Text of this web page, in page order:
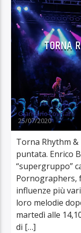
TORNA
Giancarlo Lovisari
25/07/2020
Torna Rhythm
puntata. Enrico
“supergruppo”
Pornographers,
influenze più
loro melodie
martedì alle
di […]